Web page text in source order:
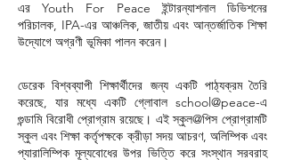
এর Youth For Peace ইন্টারন্যাশনাল ডিভিশনের
পরিচালক, IPA-এর আঞ্চলিক, জাতীয় এবং আন্তর্জাতিক শিক্ষা
উদ্যোগে অগ্রণী ভূমিকা পালন করেন।
ডেরেক বিশ্বব্যাপী শিক্ষার্থীদের জন্য একটি পাঠ্যক্রম তৈরি
করেছে, যার মধ্যে একটি গ্লোবাল school@peace-এ
গুন্ডামি বিরোধী প্রোগ্রাম রয়েছে। এই স্কুল@পিস প্রোগ্রামটি
স্কুল এবং শিক্ষা কর্তৃপক্ষকে ক্রীড়া সদয় আচরণ, অলিম্পিক এবং
প্যারালিম্পিক মূল্যবোধের উপর ভিত্তি করে সংস্থান সরবরাহ